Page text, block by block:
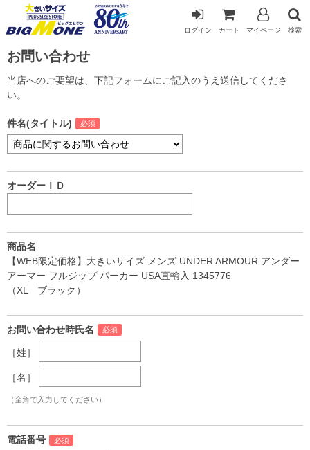
ログイン カート マイページ 検索
お問い合わせ
当店へのご要望は、下記フォームにご記入のうえ送信してくださ
い。
件名(タイトル)
オーダーＩＤ
商品名
【WEB限定価格】大きいサイズ メンズ UNDER ARMOUR アンダー
アーマー フルジップ パーカー USA直輸入 1345776
（XL ブラック）
お問い合わせ時氏名
［姓］
［名］
（全角で入力してください）
電話番号